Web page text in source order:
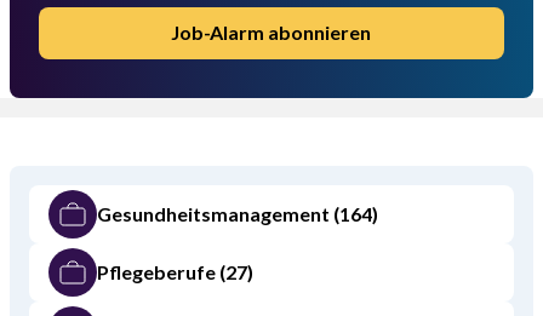
Job-Alarm abonnieren
Gesundheitsmanagement (164)
Pflegeberufe (27)